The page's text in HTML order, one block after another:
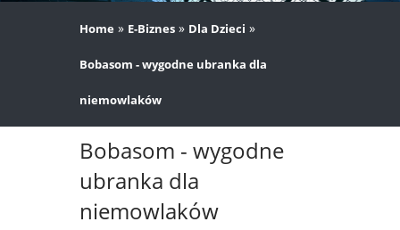
Home » E-Biznes » Dla Dzieci »
Bobasom - wygodne ubranka dla
niemowlaków
Bobasom - wygodne
ubranka dla
niemowlaków